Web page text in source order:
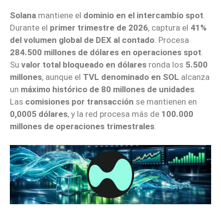
Solana mantiene el dominio en el intercambio spot
Durante el primer trimestre de 2026, captura el 41%
del volumen global de DEX al contado . Procesa
284.500 millones de dólares en operaciones spot
Su valor total bloqueado en dólares ronda los 5.500
millones, aunque el TVL denominado en SOL alcanza
un máximo histórico de 80 millones de unidades
Las comisiones por transacción se mantienen en
0,0005 dólares, y la red procesa más de 100.000
millones de operaciones trimestrales